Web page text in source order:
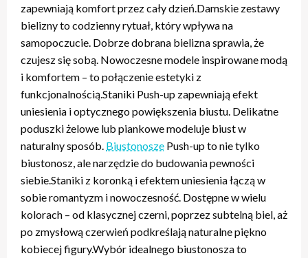
zapewniają komfort przez cały dzień.Damskie zestawy
bielizny to codzienny rytuał, który wpływa na
samopoczucie. Dobrze dobrana bielizna sprawia, że
czujesz się sobą. Nowoczesne modele inspirowane modą
i komfortem – to połączenie estetyki z
funkcjonalnością.Staniki Push-up zapewniają efekt
uniesienia i optycznego powiększenia biustu. Delikatne
poduszki żelowe lub piankowe modeluje biust w
naturalny sposób. Biustonosze Push-up to nie tylko
biustonosz, ale narzędzie do budowania pewności
siebie.Staniki z koronką i efektem uniesienia łączą w
sobie romantyzm i nowoczesność. Dostępne w wielu
kolorach – od klasycznej czerni, poprzez subtelną biel, aż
po zmysłową czerwień podkreślają naturalne piękno
kobiecej figury.Wybór idealnego biustonosza to